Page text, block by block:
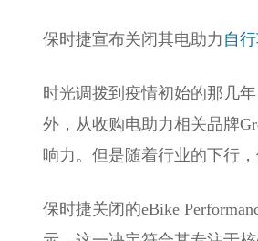
保时捷宣布关闭其电助力 自
时光调拨到疫情初始的那几年
外，从收购电助力相关品牌
响力。但是随着行业的下行
保时捷关闭的eBike